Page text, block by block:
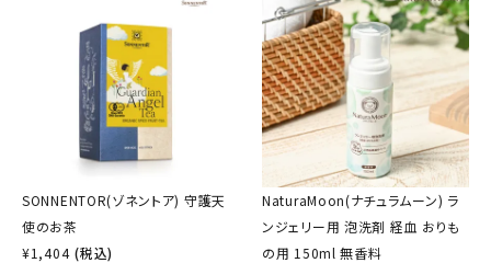
SONNENTOR(ゾネントア) 守護天
使のお茶
¥1,404 (税込)
NaturaMoon(ナチュラムーン) ラ
ンジェリー用 泡洗剤 経血 おりも
の用 150ml 無香料